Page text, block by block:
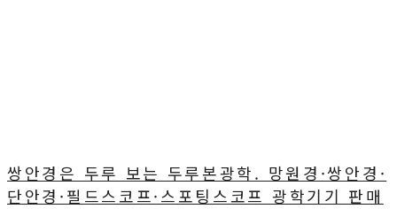
쌍안경은 두루 보는 두루본광학. 망원경·쌍안경·
단안경·필드스코프·스포팅스코프 광학기기 판매